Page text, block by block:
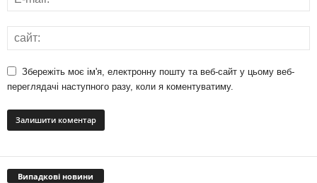
Збережіть моє ім'я, електронну пошту та веб-сайт у цьому веб-
переглядачі наступного разу, коли я коментуватиму.
Випадкові новини